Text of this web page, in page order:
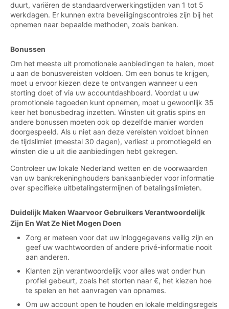
duurt, variëren de standaardverwerkingstijden van 1 tot 5
werkdagen. Er kunnen extra beveiligingscontroles zijn bij het
opnemen naar bepaalde methoden, zoals banken.
Bonussen
Om het meeste uit promotionele aanbiedingen te halen, moet
u aan de bonusvereisten voldoen. Om een bonus te krijgen,
moet u ervoor kiezen deze te ontvangen wanneer u een
storting doet of via uw accountdashboard. Voordat u uw
promotionele tegoeden kunt opnemen, moet u gewoonlijk 35
keer het bonusbedrag inzetten. Winsten uit gratis spins en
andere bonussen moeten ook op dezelfde manier worden
doorgespeeld. Als u niet aan deze vereisten voldoet binnen
de tijdslimiet (meestal 30 dagen), verliest u promotiegeld en
winsten die u uit die aanbiedingen hebt gekregen.
Controleer uw lokale Nederland wetten en de voorwaarden
van uw bankrekeninghouders bankaanbieder voor informatie
over specifieke uitbetalingstermijnen of betalingslimieten.
Duidelijk Maken Waarvoor Gebruikers Verantwoordelijk
Zijn En Wat Ze Niet Mogen Doen
Zorg er meteen voor dat uw inloggegevens veilig zijn en
geef uw wachtwoorden of andere privé-informatie nooit
aan anderen.
Klanten zijn verantwoordelijk voor alles wat onder hun
profiel gebeurt, zoals het storten naar €, het kiezen hoe
te spelen en het aanvragen van opnames.
Om uw account open te houden en lokale meldingsregels